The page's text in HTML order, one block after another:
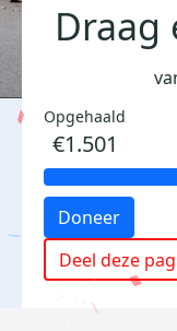
Draag
Opgehaald
€1.501
Doneer
Deel deze